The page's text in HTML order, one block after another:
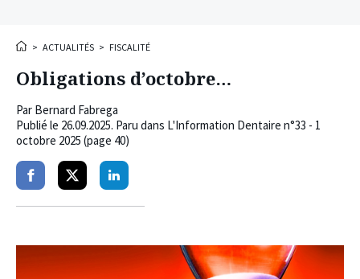
> ACTUALITÉS > FISCALITÉ
Obligations d’octobre…
Par Bernard Fabrega
Publié le 26.09.2025. Paru dans L'Information Dentaire n°33 - 1
octobre 2025 (page 40)
PartagerPartagerPartager